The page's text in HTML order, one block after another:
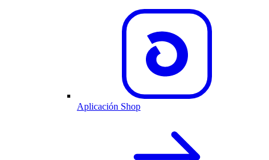
Aplicación Shop